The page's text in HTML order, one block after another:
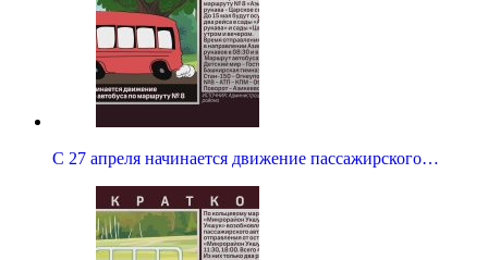
С 27 апреля начинается движение пассажирского…